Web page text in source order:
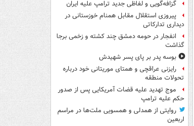
گزافه‌گویی و لفاظی جدید ترامپ علیه ایران
پیروزی استقلال مقابل همنام خوزستانی در
دیداری تدارکاتی
انفجار در حومه دمشق چند کشته و زخمی برجا
گذاشت
بوسه‌ پدر بر پای پسر شهیدش
رایزنی عراقچی و همتای موریتانی خود درباره
تحولات منطقه
موج تهدید علیه قضات آمریکایی پس از صدور
حکم علیه ترامپ
روایتی از همدلی و همسویی ملت‌ها در مراسم
اربعین